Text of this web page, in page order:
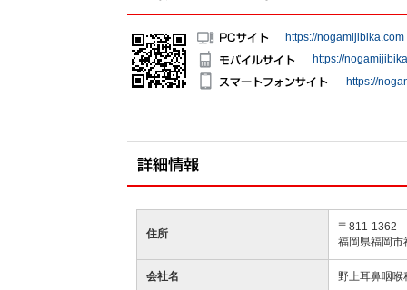
https://nogamijibika.com
https://
https://
住所
〒811-1362
福岡県福岡市
会社名 野上耳鼻咽喉